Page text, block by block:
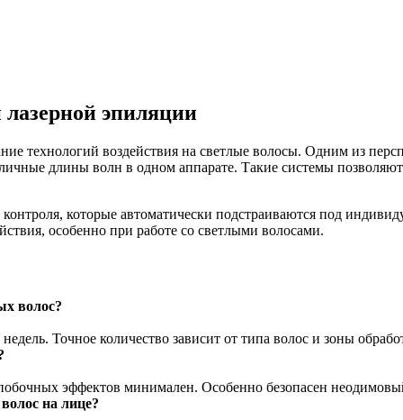
эпиляции
технологий воздействия на светлые волосы. Одним из
длины волн в одном аппарате. Такие системы
которые автоматически подстраиваются под
особенно при работе со светлыми волосами.
волос?
Точное количество зависит от типа волос и зоны
эффектов минимален. Особенно безопасен
на лице?